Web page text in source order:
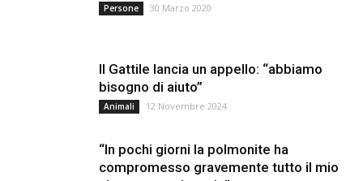
Persone 30 Marzo 2020
Il Gattile lancia un appello: “abbiamo
bisogno di aiuto”
Animali 12 Novembre 2024
“In pochi giorni la polmonite ha
compromesso gravemente tutto il mio